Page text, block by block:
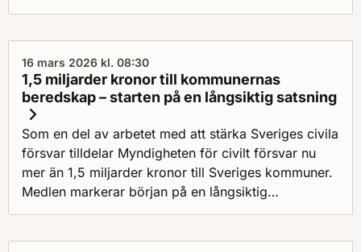
000 färre larm än 2024.
16 mars 2026 kl. 08:30
1,5 miljarder kronor till kommunernas
beredskap – starten på en långsiktig satsning
Som en del av arbetet med att stärka Sveriges civila
försvar tilldelar Myndigheten för civilt försvar nu
mer än 1,5 miljarder kronor till Sveriges kommuner.
Medlen markerar början på en långsiktig
förmågeutveckling. Kommunerna kan räkna med